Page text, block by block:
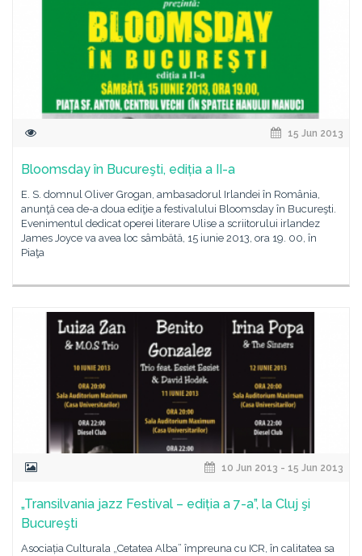
15 Jun 2013
Bloomsday în Bucureşti, ediția a II-a
E. S. domnul Oliver Grogan, ambasadorul Irlandei în România,
anunţă cea de-a doua ediţie a festivalului Bloomsday în Bucureşti.
Evenimentul dedicat operei literare Ulise a scriitorului irlandez
James Joyce va avea loc sâmbătă, 15 iunie 2013, ora 19. 00, în
Piaţa
10 Jun 2013 - 15 Jun 2013
„Transilvania jazz Festival – ediția a 7-a”, la Cluj şi
Bucureşti
Asociația Culturala „Cetatea Alba” împreuna cu ICR, în calitatea sa